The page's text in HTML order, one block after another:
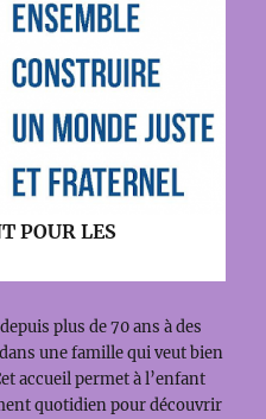
POUR LES
plus de 70 ans à des
une famille qui veut bien
accueil permet à l’enfant
quotidien pour découvrir